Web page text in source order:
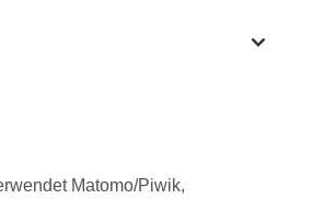
Matomo/Piwik,